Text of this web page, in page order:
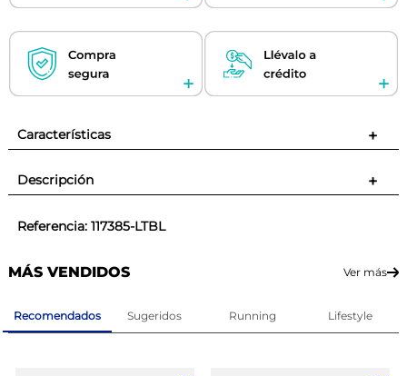
Características +
Descripción +
Referencia: 117385-LTBL
MÁS VENDIDOS Ver más
Recomendados Sugeridos Running Lifestyle